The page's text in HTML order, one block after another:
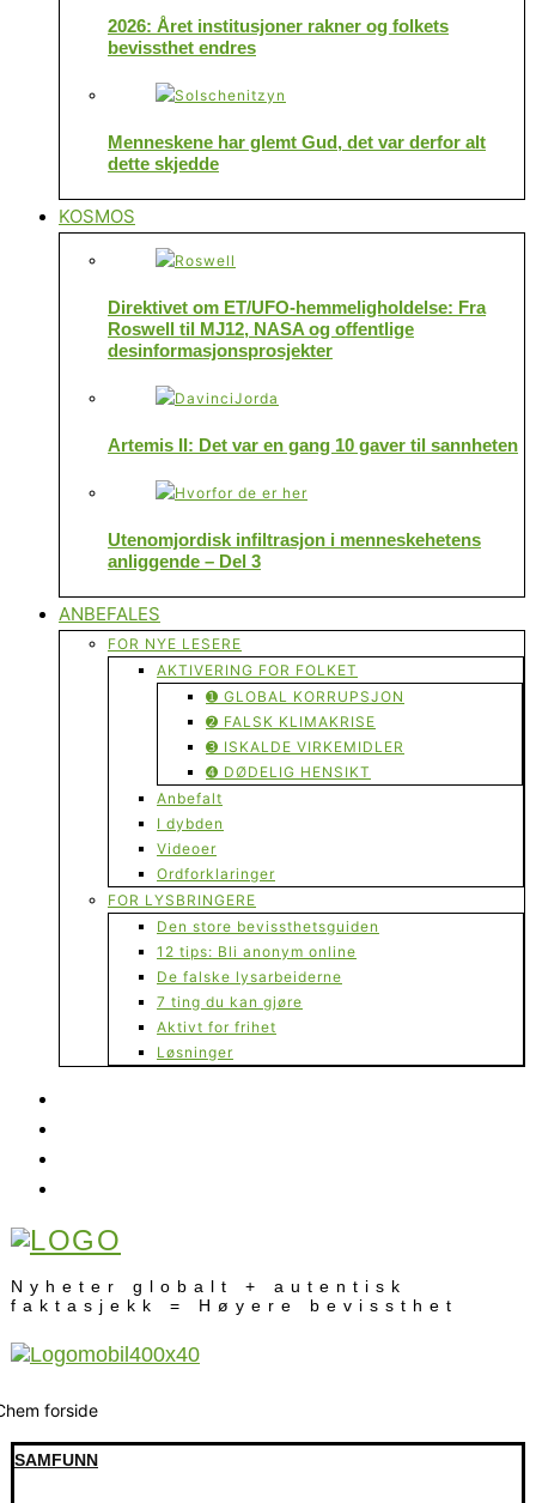
2026: Året institusjoner rakner og folkets
bevissthet endres
Menneskene har glemt Gud, det var derfor alt
dette skjedde
KOSMOS
Direktivet om ET/UFO-hemmeligholdelse: Fra
Roswell til MJ12, NASA og offentlige
desinformasjonsprosjekter
Artemis II: Det var en gang 10 gaver til sannheten
Utenomjordisk infiltrasjon i menneskehetens
anliggende – Del 3
ANBEFALES
FOR NYE LESERE
AKTIVERING FOR FOLKET
➊ GLOBAL KORRUPSJON
➋ FALSK KLIMAKRISE
➌ ISKALDE VIRKEMIDLER
➍ DØDELIG HENSIKT
Anbefalt
I dybden
Videoer
Ordforklaringer
FOR LYSBRINGERE
Den store bevissthetsguiden
12 tips: Bli anonym online
De falske lysarbeiderne
7 ting du kan gjøre
Aktivt for frihet
Løsninger
Nyheter globalt + autentisk
faktasjekk = Høyere bevissthet
SAMFUNN